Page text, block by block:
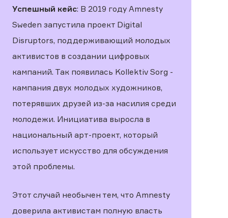
Успешный кейс: В 2019 году Amnesty
Sweden запустила проект Digital
Disruptors, поддерживающий молодых
активистов в создании цифровых
кампаний. Так появилась Kollektiv Sorg -
кампания двух молодых художников,
потерявших друзей из-за насилия среди
молодежи. Инициатива выросла в
национальный арт-проект, который
использует искусство для обсуждения
этой проблемы.
Этот случай необычен тем, что Amnesty
доверила активистам полную власть